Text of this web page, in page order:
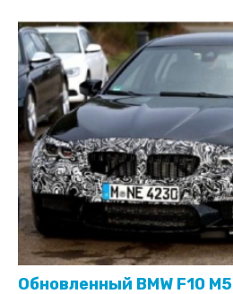
Обновленный BMW F10 M5